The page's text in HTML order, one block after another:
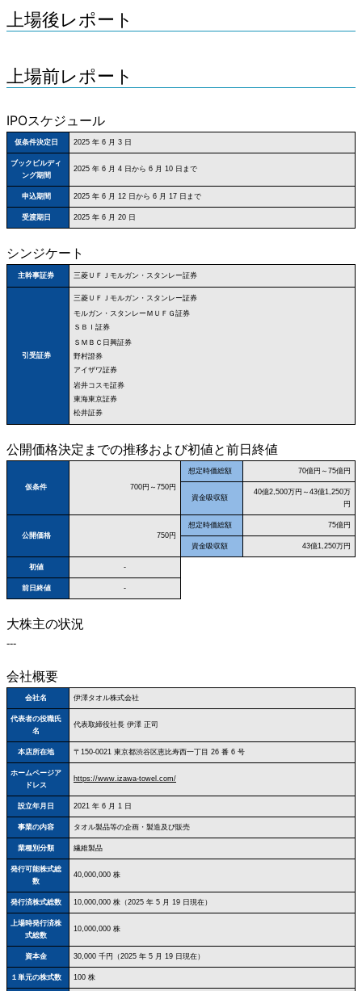
上場後レポート
上場前レポート
IPOスケジュール
仮条件決定日 2025 年 6 月 3 日
ブックビルディ
ング期間
2025 年 6 月 4 日から 6 月 10 日まで
申込期間 2025 年 6 月 12 日から 6 月 17 日まで
受渡期日 2025 年 6 月 20 日
シンジケート
主幹事証券 三菱ＵＦＪモルガン・スタンレー証券
引受証券
三菱ＵＦＪモルガン・スタンレー証券
モルガン・スタンレーＭＵＦＧ証券
ＳＢＩ証券
ＳＭＢＣ日興証券
野村證券
アイザワ証券
岩井コスモ証券
東海東京証券
松井証券
公開価格決定までの推移および初値と前日終値
仮条件 700円～750円
想定時価総額 70億円～75億円
資金吸収額
40億2,500万円～43億1,250万
円
公開価格 750円
想定時価総額 75億円
資金吸収額 43億1,250万円
初値 -
前日終値 -
大株主の状況
---
会社概要
会社名 伊澤タオル株式会社
代表者の役職氏
名
代表取締役社長 伊澤 正司
本店所在地 〒150‐0021 東京都渋谷区恵比寿西一丁目 26 番 6 号
ホームページア
ドレス
https://www.izawa-towel.com/
設立年月日 2021 年 6 月 1 日
事業の内容 タオル製品等の企画・製造及び販売
業種別分類 繊維製品
発行可能株式総
数
40,000,000 株
発行済株式総数 10,000,000 株（2025 年 5 月 19 日現在）
上場時発行済株
式総数
10,000,000 株
資本金 30,000 千円（2025 年 5 月 19 日現在）
１単元の株式数 100 株